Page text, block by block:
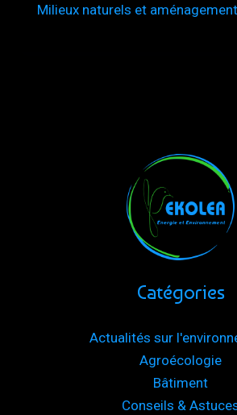
Milieux naturels et
Catégories
Actualités sur
Agroécologie
Bâtiment
Conseils &